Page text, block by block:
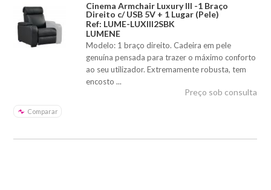
Cinema Armchair Luxury III -1 Braço
Direito c/ USB 5V + 1 Lugar (Pele)
Ref: LUME-LUXIII2SBK
LUMENE
Modelo: 1 braço direito. Cadeira em pele
genuína pensada para trazer o máximo conforto
ao seu utilizador. Extremamente robusta, tem
encosto ...
Comparar
Preço sob consulta